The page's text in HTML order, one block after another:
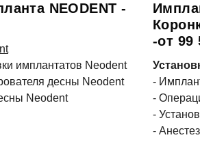
NEODENT -
имплантатов Neodent
десны Neodent
Neodent
-от 99
-
-
-
-